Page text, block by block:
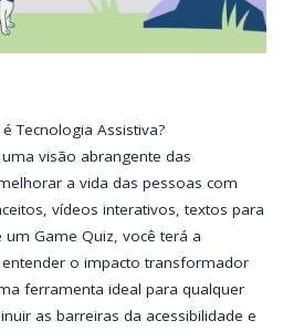
Tecnologia Assistiva?
visão abrangente das
a vida das pessoas com
vídeos interativos, textos para
Game Quiz, você terá a
o impacto transformador
ferramenta ideal para qualquer
as barreiras da acessibilidade e